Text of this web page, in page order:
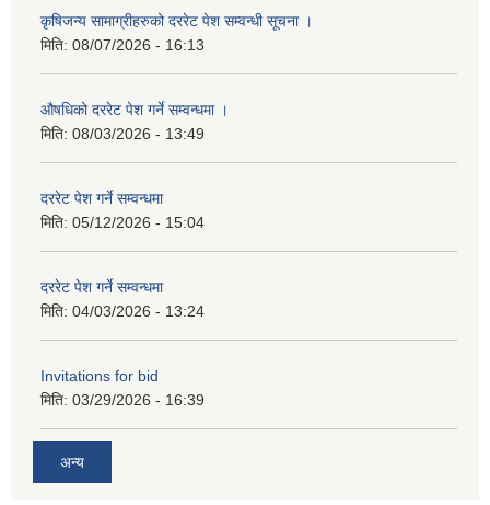
कृषिजन्य सामाग्रीहरुको दररेट पेश सम्वन्धी सूचना ।
मिति: 08/07/2026 - 16:13
औषधिको दररेट पेश गर्ने सम्वन्धमा ।
मिति: 08/03/2026 - 13:49
दररेट पेश गर्ने सम्वन्धमा
मिति: 05/12/2026 - 15:04
दररेट पेश गर्ने सम्वन्धमा
मिति: 04/03/2026 - 13:24
Invitations for bid
मिति: 03/29/2026 - 16:39
अन्य